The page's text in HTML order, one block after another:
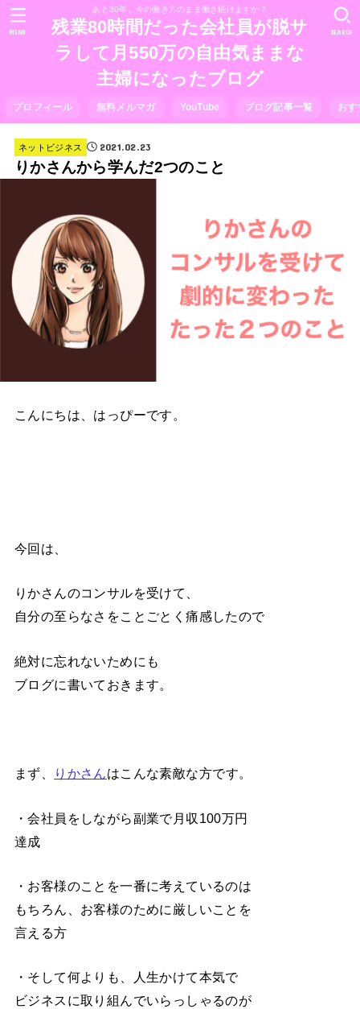
あと30年、今の働き方のまま働き続けますか？
残業80時間だった会社員が脱サ
ラして月550万の自由気ままな
主婦になったブログ
プロフィール 無料メルマガ YouTube ブログ記事一覧 おす
SEARCH
MENU
ネットビジネス 2021.02.23
りかさんから学んだ2つのこと
こんにちは、はっぴーです。
今回は、
りかさんのコンサルを受けて、
自分の至らなさをことごとく痛感したので
絶対に忘れないためにも
ブログに書いておきます。
まず、 りかさんはこんな素敵な方です。
・会社員をしながら副業で月収100万円
達成
・お客様のことを一番に考えているのは
もちろん、お客様のために厳しいことを
言える方
・そして何よりも、人生かけて本気で
ビジネスに取り組んでいらっしゃるのが